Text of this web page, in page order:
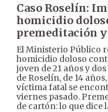
Caso Roselín:
homicidio
premeditación
El Ministerio Público
homicidio doloso
joven de 21 años y
de Roselín, de 14
víctima fatal se
viernes pasado.
de cartón: lo que dice